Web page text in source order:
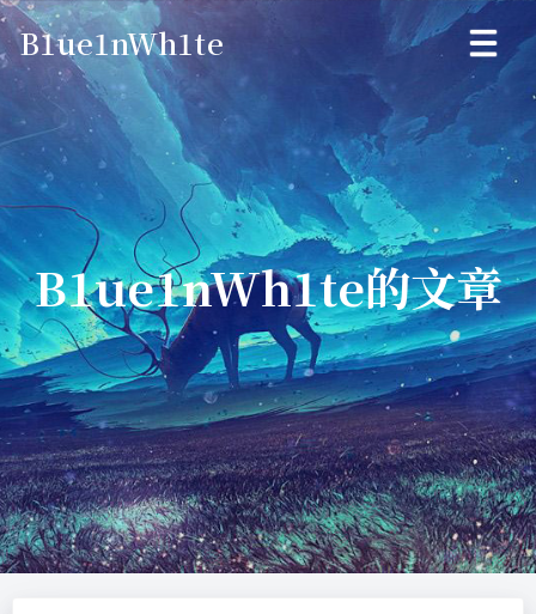
B1ue1nWh1te
B1ue1nWh1te的文章